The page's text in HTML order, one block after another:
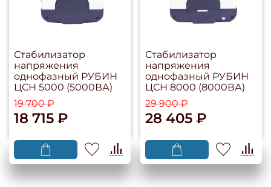
Стабилизатор
напряжения
однофазный РУБИН
ЦСН 5000 (5000ВА)
19 700 ₽
18 715 ₽
Стабилизатор
напряжения
однофазный РУБИН
ЦСН 8000 (8000ВА)
29 900 ₽
28 405 ₽